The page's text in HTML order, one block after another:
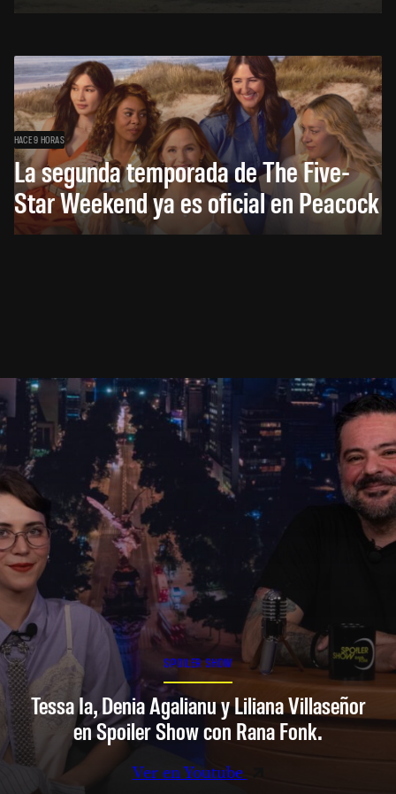
HACE 9 HORAS
La segunda temporada de The Five-
Star Weekend ya es oficial en Peacock
SPOILER SHOW
Tessa Ia, Denia Agalianu y Liliana Villaseñor
en Spoiler Show con Rana Fonk.
Ver en Youtube